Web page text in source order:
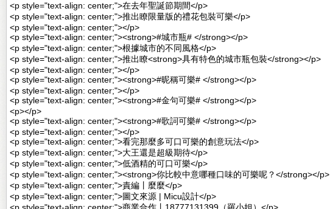
<p style="text-align: center;">在去年聖誕節期間</p>
<p style="text-align: center;">推出瞭限量版的禮花包裝可樂</p>
<p style="text-align: center;"></p>
<p style="text-align: center;"><strong>#城市瓶# </strong></p>
<p style="text-align: center;">根據城市的不同風格</p>
<p style="text-align: center;">推出瞭<strong>具有特色的城市瓶包裝</strong></p>
<p style="text-align: center;"></p>
<p style="text-align: center;"><strong>#昵稱可樂# </strong></p>
<p style="text-align: center;"></p>
<p style="text-align: center;"><strong>#金句可樂# </strong></p>
<p></p>
<p style="text-align: center;"><strong>#歌詞可樂# </strong></p>
<p style="text-align: center;"></p>
<p style="text-align: center;">看完那麼多可口可樂的創意玩法</p>
<p style="text-align: center;">大王還是超級期待</p>
<p style="text-align: center;">低酒精的可口可樂</p>
<p style="text-align: center;"><strong>你比較中意哪種口味的可樂呢？</strong></p>
<p style="text-align: center;">責編丨麼麼</p>
<p style="text-align: center;">圖文來源 | Micu設計</p>